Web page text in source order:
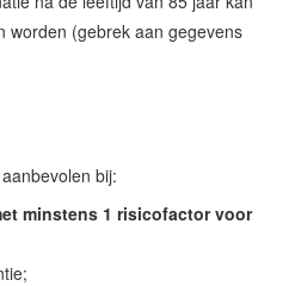
worden (gebrek aan gegevens
bij:
minstens 1 risicofactor voor